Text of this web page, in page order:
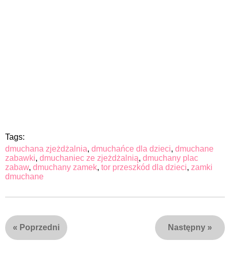
Tags:
dmuchana zjeżdżalnia, dmuchańce dla dzieci, dmuchane
zabawki, dmuchaniec ze zjeżdżalnią, dmuchany plac
zabaw, dmuchany zamek, tor przeszkód dla dzieci, zamki
dmuchane
« Poprzedni Następny »